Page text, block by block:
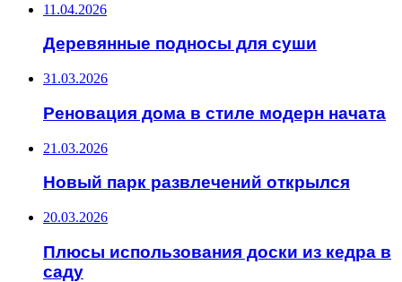
11.04.2026
Деревянные подносы для суши
31.03.2026
Реновация дома в стиле модерн начата
21.03.2026
Новый парк развлечений открылся
20.03.2026
Плюсы использования доски из кедра в
саду